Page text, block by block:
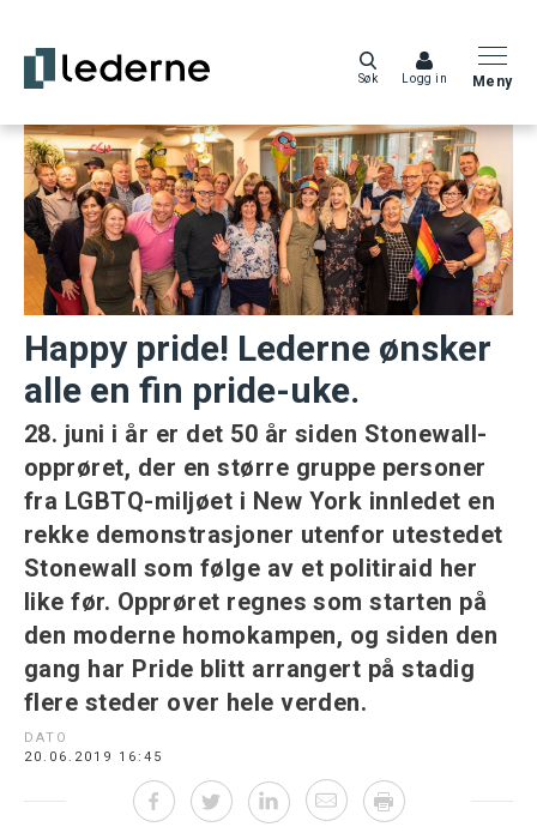
Søk Logg in Meny
Happy pride! Lederne ønsker
alle en fin pride-uke.
28. juni i år er det 50 år siden Stonewall-
opprøret, der en større gruppe personer
fra LGBTQ-miljøet i New York innledet en
rekke demonstrasjoner utenfor utestedet
Stonewall som følge av et politiraid her
like før. Opprøret regnes som starten på
den moderne homokampen, og siden den
gang har Pride blitt arrangert på stadig
flere steder over hele verden.
DATO
20.06.2019 16:45